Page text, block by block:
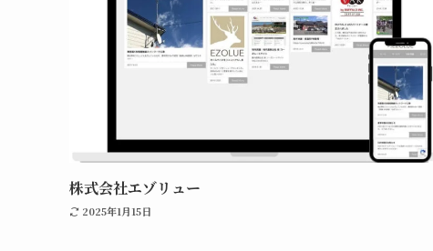
株式会社エゾリュー
2025年1月15日